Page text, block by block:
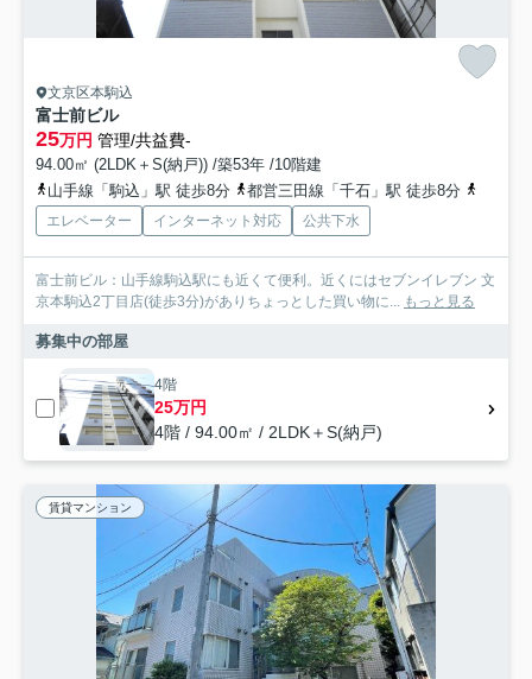
文京区本駒込
富士前ビル
25万円 管理/共益費-
94.00㎡ (2LDK＋S(納戸)) /築53年 /10階建
山手線「駒込」駅 徒歩8分
都営三田線「千石」駅 徒歩8分
エレベーター インターネット対応 公共下水
富士前ビル：山手線駒込駅にも近くて便利。近くにはセブンイレブン 文
京本駒込2丁目店(徒歩3分)がありちょっとした買い物に...
もっと見る
募集中の部屋
4階
25万円
4階 / 94.00㎡ / 2LDK＋S(納戸)
賃貸マンション